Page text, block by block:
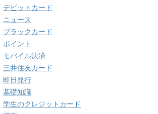
デビットカード
ニュース
ブラックカード
ポイント
モバイル決済
三井住友カード
即日発行
基礎知識
学生のクレジットカード